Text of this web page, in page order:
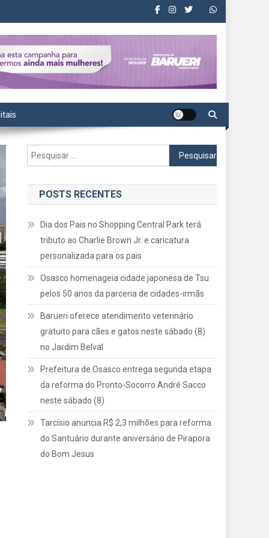
Pesquisar
por:
POSTS RECENTES
Dia dos Pais no Shopping Central Park terá
tributo ao Charlie Brown Jr. e caricatura
personalizada para os pais
Osasco homenageia cidade japonesa de Tsu
pelos 50 anos da parceria de cidades-irmãs
Barueri oferece atendimento veterinário
gratuito para cães e gatos neste sábado (8)
no Jardim Belval
Prefeitura de Osasco entrega segunda etapa
da reforma do Pronto-Socorro André Sacco
neste sábado (8)
Tarcísio anuncia R$ 2,3 milhões para reforma
do Santuário durante aniversário de Pirapora
do Bom Jesus